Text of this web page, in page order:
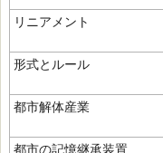
リニアメント
形式とルール
都市解体産業
都市の記憶継承装置